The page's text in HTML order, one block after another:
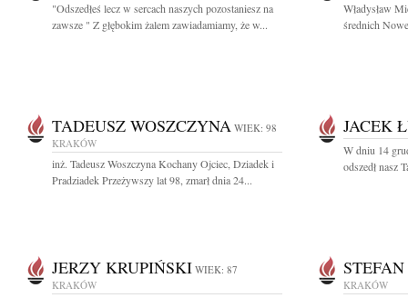
"Odszedłeś lecz w sercach naszych pozostaniesz na
zawsze " Z głębokim żalem zawiadamiamy, że w...
Władysław
średnich
TADEUSZ WOSZCZYNA WIEK: 98
KRAKÓW
inż. Tadeusz Woszczyna Kochany Ojciec, Dziadek i
Pradziadek Przeżywszy lat 98, zmarł dnia 24...
JACEK
W dniu 14
odszedł nasz
JERZY KRUPIŃSKI WIEK: 87
KRAKÓW
KRAKÓW